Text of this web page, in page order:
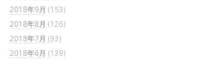
2018年9月 (153)
2018年8月 (126)
2018年7月 (93)
2018年6月 (139)